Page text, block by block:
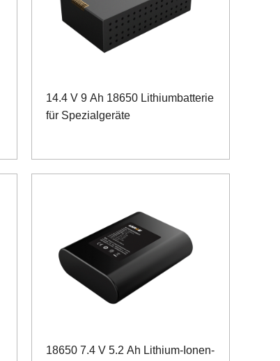
14.4 V 9 Ah 18650 Lithiumbatterie
für Spezialgeräte
18650 7.4 V 5.2 Ah Lithium-Ionen-